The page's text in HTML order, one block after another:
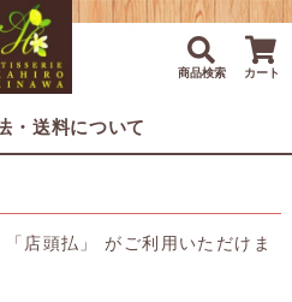
商品検索 カート
・送料について
「店頭払」 がご利用いただけま